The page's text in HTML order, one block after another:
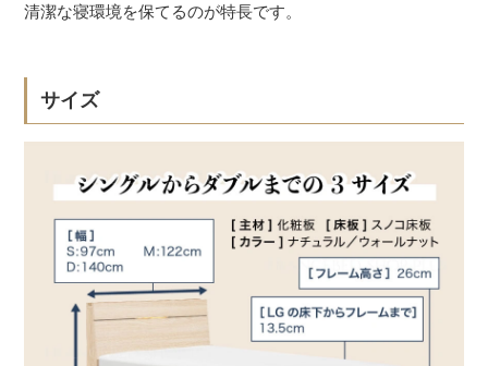
清潔な寝環境を保てるのが特長です。
サイズ